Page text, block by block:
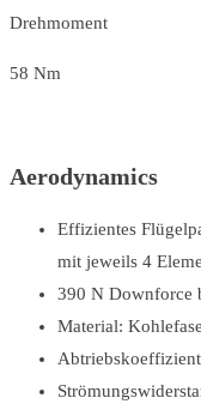
Drehmoment
58 Nm
Aerodynamics
Effizientes
mit jeweils 4
390 N Downforce
Material: